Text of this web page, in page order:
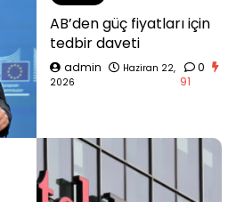
AB’den güç fiyatları için
tedbir daveti
admin
Haziran 22,
2026
0
91